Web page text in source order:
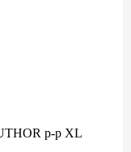
р-р XL